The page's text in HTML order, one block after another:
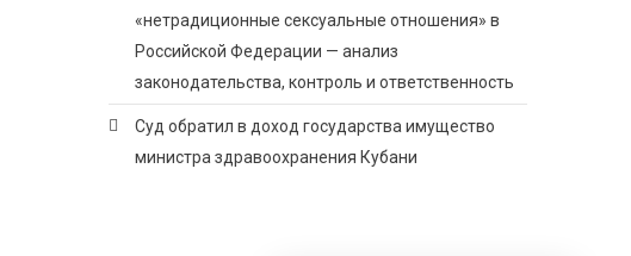
«нетрадиционные сексуальные отношения» в
Российской Федерации — анализ
законодательства, контроль и ответственность
Суд обратил в доход государства имущество
министра здравоохранения Кубани